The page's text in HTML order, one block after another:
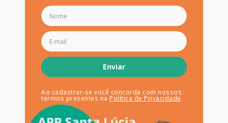
Enviar
Ao cadastrar-se você concorda com nossos
termos presentes na Política de Privacidade.